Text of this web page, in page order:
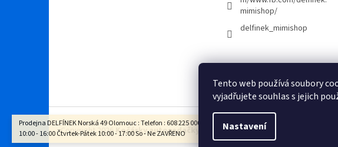
Tento web používá soubory
vyjadřujete souhlas s jejich
Nastavení
Prodejna DELFÍNEK Norská 49 Olomouc : Telefon : 608 225 000 Otevírací doba : Po - St
10:00 - 16:00 Čtvrtek-Pátek 10:00 - 17:00 So - Ne ZAVŘENO
mimishop/
delfinek_mimishop
Obchodní
Copyright 2026 Kočárky autosedačky Delfínek Olomouc